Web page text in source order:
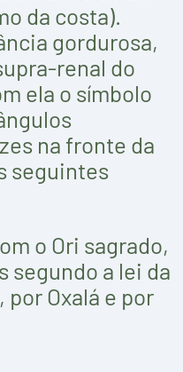
da costa).
gordurosa,
renal do
ela o símbolo
na fronte da
seguintes
o Ori sagrado,
segundo a lei da
por Oxalá e por